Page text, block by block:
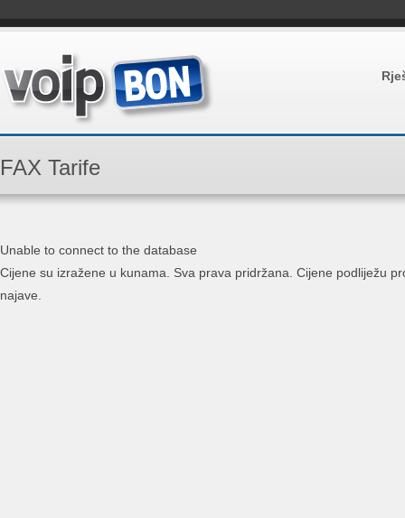
FAX Tarife
Unable to connect to the database
Cijene su izražene u kunama. Sva prava pridržana. Cijene podliježu
najave.